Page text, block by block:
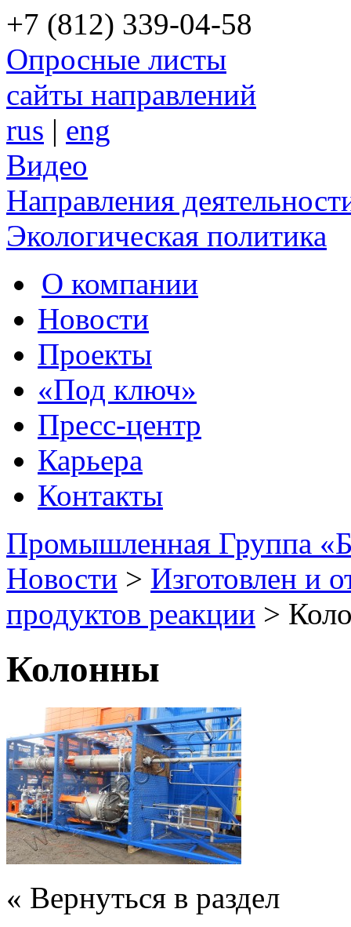
+7 (812) 339-04-58
Опросные листы
сайты направлений
rus | eng
Видео
Направления
Экологическая политика
О компании
Новости
Проекты
«Под ключ»
Пресс-центр
Карьера
Контакты
Промышленная Группа
Новости > Изготовлен и
продуктов реакции >
Колонны
« Вернуться в раздел